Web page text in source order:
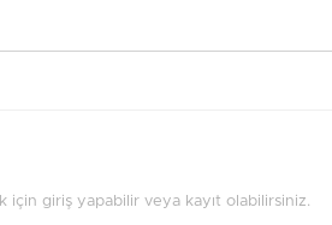
için giriş yapabilir veya kayıt olabilirsiniz.